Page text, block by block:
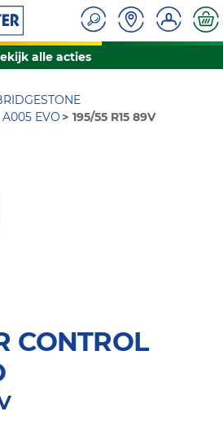
alle acties
EVO
195/55 R15 89V
CONTROL